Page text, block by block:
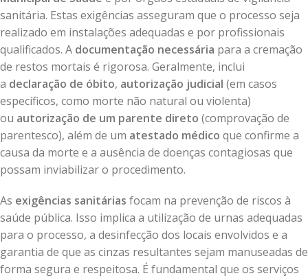
sanitária. Estas exigências asseguram que o processo seja
realizado em instalações adequadas e por profissionais
qualificados. A documentação necessária para a cremação
de restos mortais é rigorosa. Geralmente, inclui
a declaração de óbito, autorização judicial (em casos
específicos, como morte não natural ou violenta)
ou autorização de um parente direto (comprovação de
parentesco), além de um atestado médico que confirme a
causa da morte e a ausência de doenças contagiosas que
possam inviabilizar o procedimento.
As exigências sanitárias focam na prevenção de riscos à
saúde pública. Isso implica a utilização de urnas adequadas
para o processo, a desinfecção dos locais envolvidos e a
garantia de que as cinzas resultantes sejam manuseadas de
forma segura e respeitosa. É fundamental que os serviços